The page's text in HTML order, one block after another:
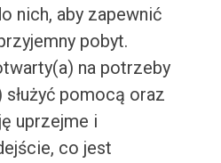
nich, aby zapewnić
pobyt.
na potrzeby
pomocą oraz
uprzejme i
co jest